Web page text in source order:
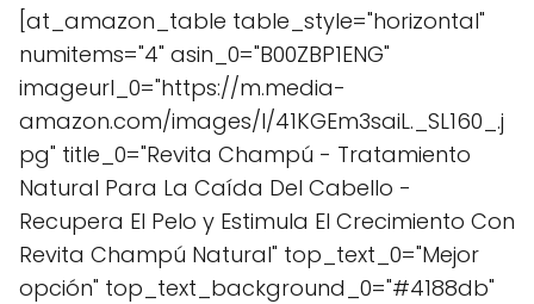
[at_amazon_table table_style="horizontal"
numitems="4" asin_0="B00ZBP1ENG"
imageurl_0="https://m.media-
amazon.com/images/I/41KGEm3saiL._SL160_.j
pg" title_0="Revita Champú - Tratamiento
Natural Para La Caída Del Cabello -
Recupera El Pelo y Estimula El Crecimiento Con
Revita Champú Natural" top_text_0="Mejor
opción" top_text_background_0="#4188db"